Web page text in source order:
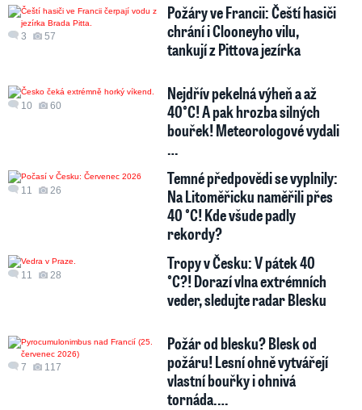
3 57
Požáry ve Francii: Čeští hasiči
chrání i Clooneyho vilu,
tankují z Pittova jezírka
10 60
Nejdřív pekelná výheň a až
40°C! A pak hrozba silných
bouřek! Meteorologové vydali
…
11 26
Temné předpovědi se vyplnily:
Na Litoměřicku naměřili přes
40 °C! Kde všude padly
rekordy?
11 28
Tropy v Česku: V pátek 40
°C?! Dorazí vlna extrémních
veder, sledujte radar Blesku
7 117
Požár od blesku? Blesk od
požáru! Lesní ohně vytvářejí
vlastní bouřky i ohnivá
tornáda.…